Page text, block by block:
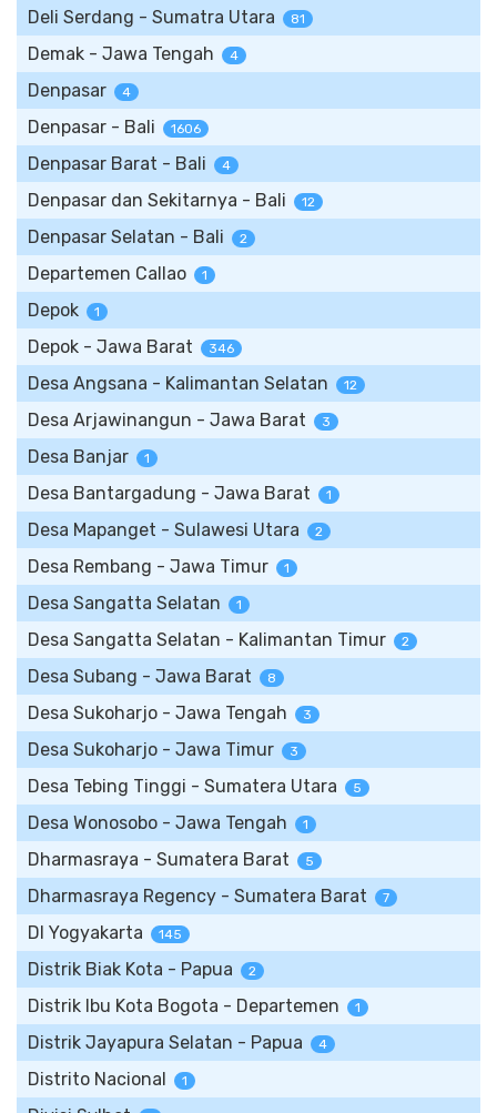
Deli Serdang - Sumatra Utara 81
Demak - Jawa Tengah 4
Denpasar 4
Denpasar - Bali 1606
Denpasar Barat - Bali 4
Denpasar dan Sekitarnya - Bali 12
Denpasar Selatan - Bali 2
Departemen Callao 1
Depok 1
Depok - Jawa Barat 346
Desa Angsana - Kalimantan Selatan 12
Desa Arjawinangun - Jawa Barat 3
Desa Banjar 1
Desa Bantargadung - Jawa Barat 1
Desa Mapanget - Sulawesi Utara 2
Desa Rembang - Jawa Timur 1
Desa Sangatta Selatan 1
Desa Sangatta Selatan - Kalimantan Timur 2
Desa Subang - Jawa Barat 8
Desa Sukoharjo - Jawa Tengah 3
Desa Sukoharjo - Jawa Timur 3
Desa Tebing Tinggi - Sumatera Utara 5
Desa Wonosobo - Jawa Tengah 1
Dharmasraya - Sumatera Barat 5
Dharmasraya Regency - Sumatera Barat 7
DI Yogyakarta 145
Distrik Biak Kota - Papua 2
Distrik Ibu Kota Bogota - Departemen 1
Distrik Jayapura Selatan - Papua 4
Distrito Nacional 1